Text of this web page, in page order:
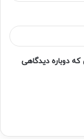
که دوباره دیدگاهی